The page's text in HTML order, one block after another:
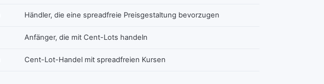
Händler, die eine spreadfreie Preisgestaltung bevorzugen
Anfänger, die mit Cent-Lots handeln
Cent-Lot-Handel mit spreadfreien Kursen